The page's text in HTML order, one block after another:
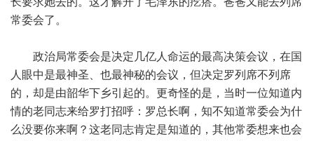
常委会了。
政治局常委会是决定几亿人命运的最高决策会议，在国
人眼中是最神圣、也最神秘的会议，但决定罗列席不列席
的，却是由韶华下乡引起的。更奇怪的是，当时一位知道内
情的老同志来给罗打招呼：罗总长啊，知不知道常委会为什
么没要你来啊？这老同志肯定是知道的，其他常委想来也会